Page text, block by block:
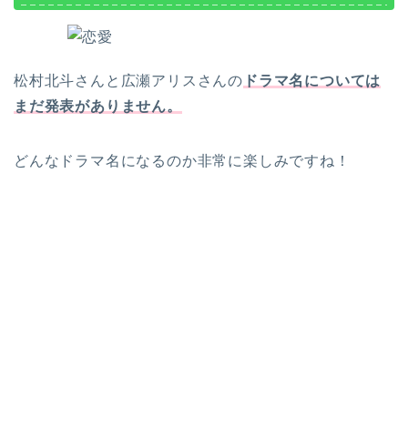
松村北斗さんと広瀬アリスさんの ドラマ名については
まだ発表がありません。
どんなドラマ名になるのか非常に楽しみですね！